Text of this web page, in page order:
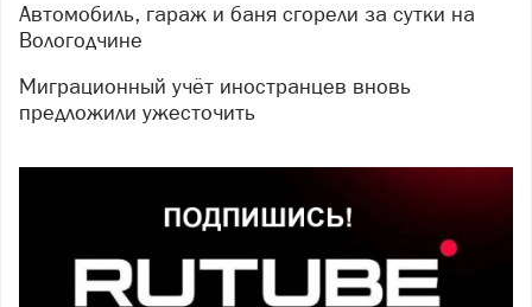
Автомобиль, гараж и баня сгорели за сутки на
Вологодчине
Миграционный учёт иностранцев вновь
предложили ужесточить